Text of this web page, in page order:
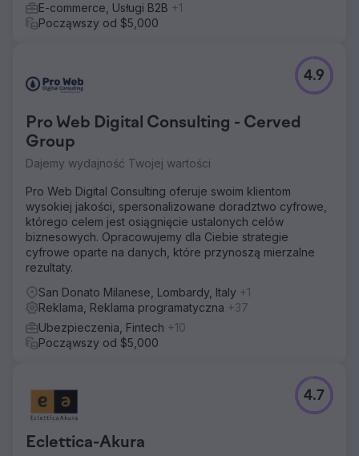
E-commerce, Usługi B2B +1
Począwszy od $5,000
Pro Web Digital Consulting - Cerved
Group
Dajemy wydajność Twojej wartości
4.9
Pro Web Digital Consulting oferuje swoim klientom
wysokiej jakości, spersonalizowane doradztwo cyfrowe,
którego celem jest osiągnięcie ustalonych celów
biznesowych. Opracowujemy dla Ciebie strategie
cyfrowe oparte na danych, które przynoszą mierzalne
rezultaty.
San Donato Milanese, Lombardy, Italy +1
Reklama, Reklama programatyczna +37
Ubezpieczenia, Fintech +10
Począwszy od $5,000
Eclettica-Akura
4.7